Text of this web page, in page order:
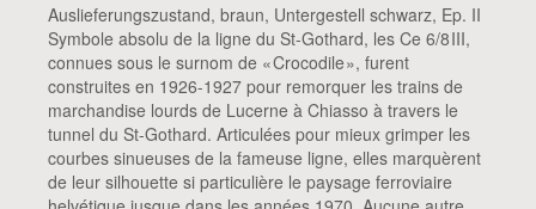
Auslieferungszustand, braun, Untergestell schwarz, Ep. II
Symbole absolu de la ligne du St-Gothard, les Ce 6/8 III,
connues sous le surnom de « Crocodile », furent
construites en 1926-1927 pour remorquer les trains de
marchandise lourds de Lucerne à Chiasso à travers le
tunnel du St-Gothard. Articulées pour mieux grimper les
courbes sinueuses de la fameuse ligne, elles marquèrent
de leur silhouette si particulière le paysage ferroviaire